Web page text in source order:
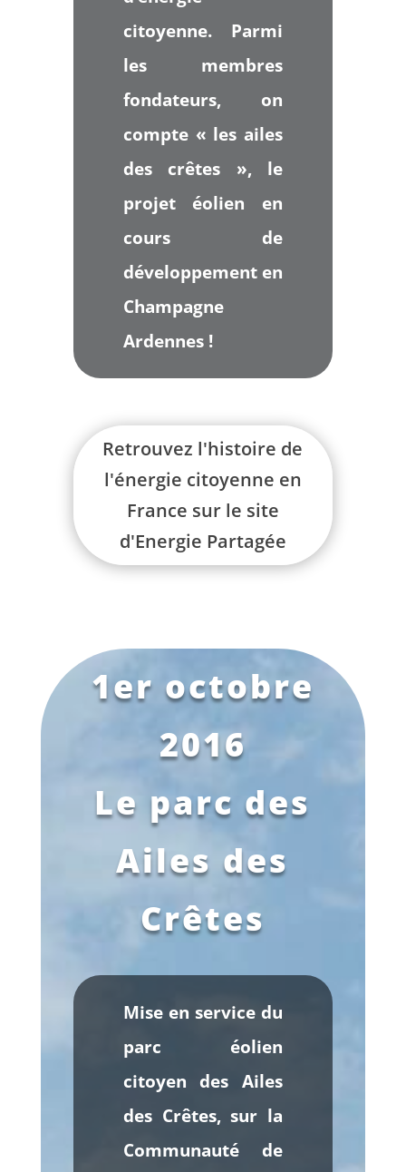
citoyenne. Parmi
les membres
fondateurs, on
compte « les ailes
des crêtes », le
projet éolien en
cours de
développement en
Champagne
Ardennes !
Retrouvez l'histoire de
l'énergie citoyenne en
France sur le site
d'Energie Partagée
1er octobre
2016
Le parc des
Ailes des
Crêtes
Mise en service du
parc éolien
citoyen des Ailes
des Crêtes, sur la
Communauté de